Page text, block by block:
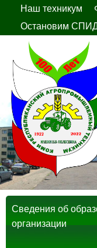
Наш техникум
Остановим
Сведения об
организации